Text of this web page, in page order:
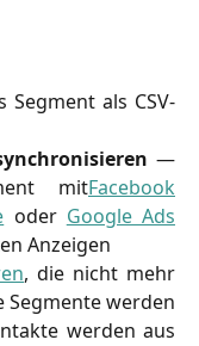
als CSV-
—
mitFacebook
oder Google Ads
Anzeigen
, die nicht mehr
werden
werden aus